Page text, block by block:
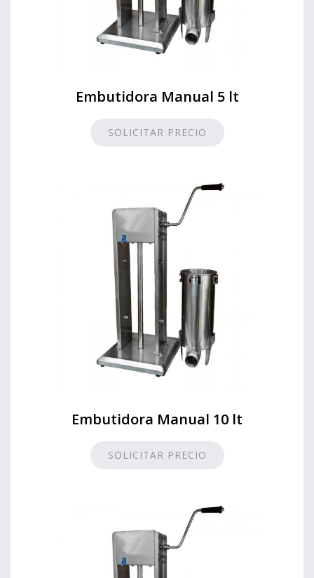
Embutidora Manual 5 lt
SOLICITAR PRECIO
Embutidora Manual 10 lt
SOLICITAR PRECIO